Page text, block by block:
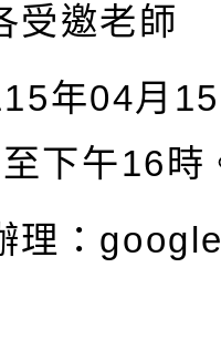
邀老師
年04月 15
下午16 時
理：